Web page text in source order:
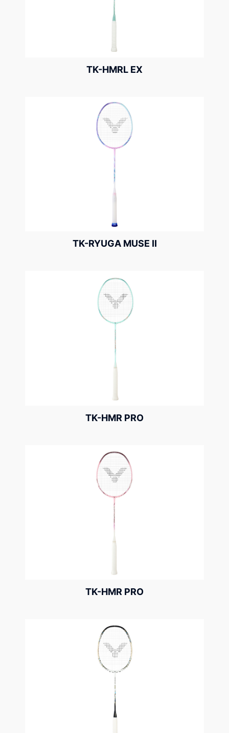
TK-HMRL EX
TK-RYUGA MUSE II
TK-HMR PRO
TK-HMR PRO